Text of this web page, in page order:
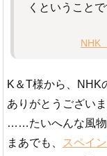
くということで
NHK
K＆T様から、NHK
ありがとうございま
……たいへんな風物
まあでも、
スペイ